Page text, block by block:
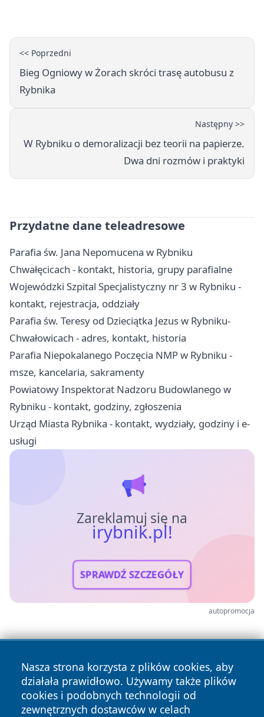
<< Poprzedni
Bieg Ogniowy w Żorach skróci trasę autobusu z
Rybnika
Następny >>
W Rybniku o demoralizacji bez teorii na papierze.
Dwa dni rozmów i praktyki
Przydatne dane teleadresowe
Parafia św. Jana Nepomucena w Rybniku
Chwałęcicach - kontakt, historia, grupy parafialne
Wojewódzki Szpital Specjalistyczny nr 3 w Rybniku -
kontakt, rejestracja, oddziały
Parafia św. Teresy od Dzieciątka Jezus w Rybniku-
Chwałowicach - adres, kontakt, historia
Parafia Niepokalanego Poczęcia NMP w Rybniku -
msze, kancelaria, sakramenty
Powiatowy Inspektorat Nadzoru Budowlanego w
Rybniku - kontakt, godziny, zgłoszenia
Urząd Miasta Rybnika - kontakt, wydziały, godziny i e-
usługi
Zareklamuj się na
irybnik.pl!
SPRAWDŹ SZCZEGÓŁY
autopromocja
Nasza strona korzysta z plików cookies, aby
działała prawidłowo. Używamy także plików
cookies i podobnych technologii od
zewnętrznych dostawców w celach